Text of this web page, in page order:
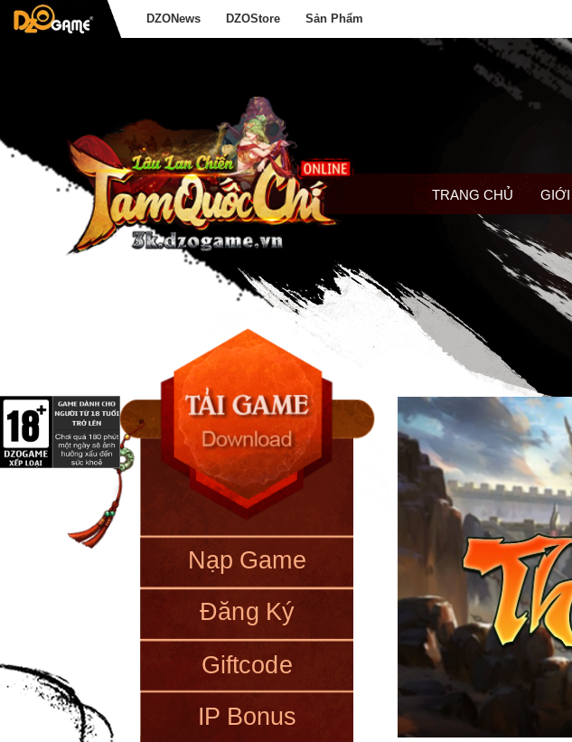
DZONews DZOStore Sản Phẩm
TRANG CHỦ GIỚI
Nạp Game
Đăng Ký
Giftcode
IP Bonus